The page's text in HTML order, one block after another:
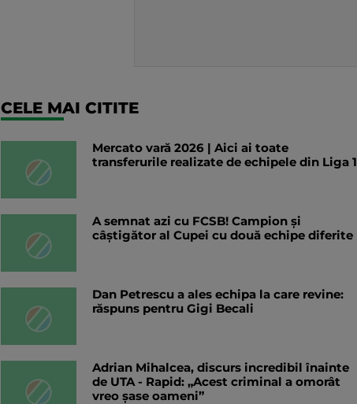
CELE MAI CITITE
Mercato vară 2026 | Aici ai toate
transferurile realizate de echipele din Liga 1
A semnat azi cu FCSB! Campion și
câștigător al Cupei cu două echipe diferite
Dan Petrescu a ales echipa la care revine:
răspuns pentru Gigi Becali
Adrian Mihalcea, discurs incredibil înainte
de UTA - Rapid: „Acest criminal a omorât
vreo șase oameni”